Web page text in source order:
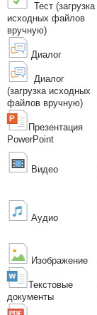
Тест (загрузка
исходных файлов
вручную)
Диалог
Диалог
(загрузка исходных
файлов вручную)
Презентация
PowerPoint
Видео
Аудио
Изображение
Текстовые
документы